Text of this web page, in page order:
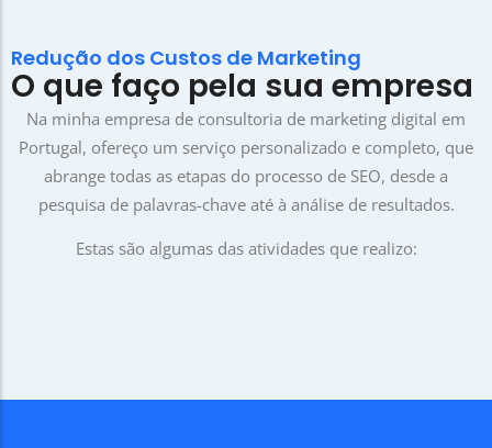
Redução dos Custos de Marketing
O que faço pela sua empresa
Na minha empresa de consultoria de marketing digital em
Portugal, ofereço um serviço personalizado e completo, que
abrange todas as etapas do processo de SEO, desde a
pesquisa de palavras-chave até à análise de resultados.
Estas são algumas das atividades que realizo: